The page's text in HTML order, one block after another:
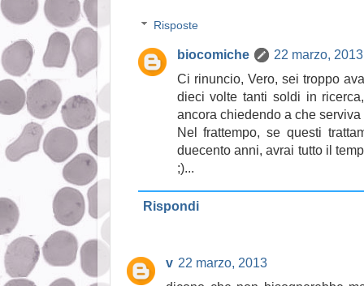
Risposte
biocomiche
22 marzo, 2013
Ci rinuncio, Vero, sei troppo
dieci volte tanti soldi in
ancora chiedendo a che
Nel frattempo, se questi
duecento anni, avrai tutto il
;)...
Rispondi
v 22 marzo, 2013